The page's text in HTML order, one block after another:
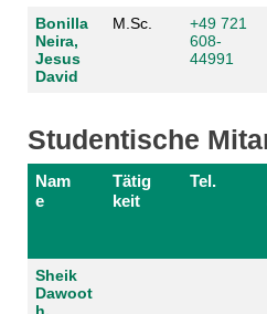
Bonilla
Neira,
Jesus
David
M.Sc.
+49 721
608-
44991
Studentische
Nam
e
Tätig
keit
Tel.
Sheik
Dawoot
h,